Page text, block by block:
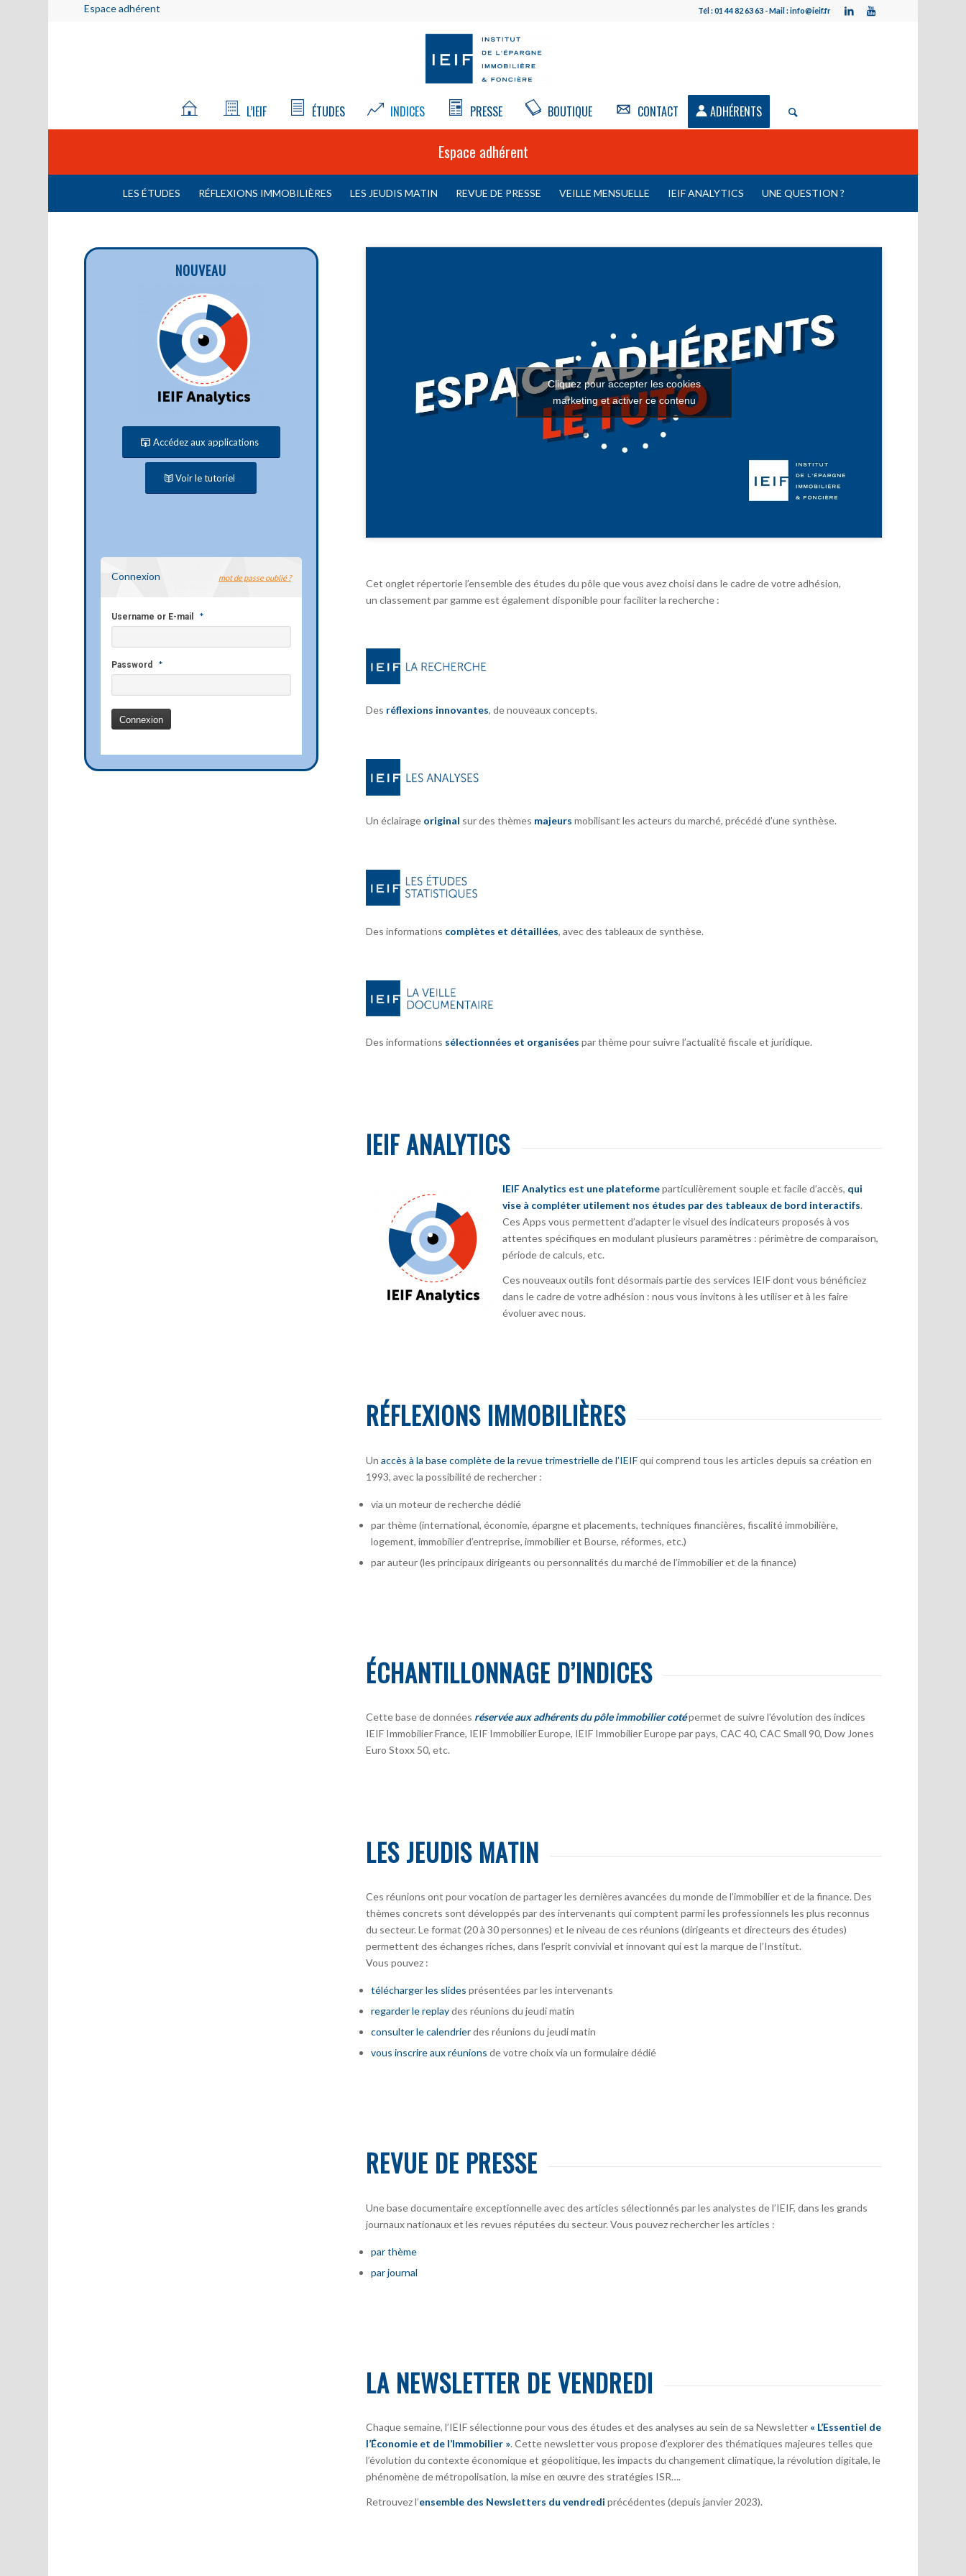
Espace adhérent Tél : 01 44 82 63 63 - Mail : info@ieif.fr
L’IEIF ÉTUDES INDICES PRESSE BOUTIQUE CONTACT ADHÉRENTS
Espace adhérent
LES ÉTUDES RÉFLEXIONS IMMOBILIÈRES LES JEUDIS MATIN REVUE DE PRESSE VEILLE MENSUELLE IEIF ANALYTICS UNE QUESTION ?
NOUVEAU
Accédez aux applications
Voir le tutoriel
Connexion mot de passe oublié ?
Username or E-mail *
Password *
Cliquez pour accepter les cookies
marketing et activer ce contenu
Cet onglet répertorie l’ensemble des études du pôle que vous avez choisi dans le cadre de votre adhésion,
un classement par gamme est également disponible pour faciliter la recherche :
Des réflexions innovantes, de nouveaux concepts.
Un éclairage original sur des thèmes majeurs mobilisant les acteurs du marché, précédé d’une synthèse.
Des informations complètes et détaillées, avec des tableaux de synthèse.
Des informations sélectionnées et organisées par thème pour suivre l’actualité fiscale et juridique.
IEIF ANALYTICS
IEIF Analytics est une plateformeparticulièrement souple et facile d’accès, qui
vise à compléter utilement nos études par des tableaux de bord interactifs.
Ces Apps vous permettent d’adapter le visuel des indicateurs proposés à vos
attentes spécifiques en modulant plusieurs paramètres : périmètre de comparaison,
période de calculs, etc.
Ces nouveaux outils font désormais partie des services IEIF dont vous bénéficiez
dans le cadre de votre adhésion : nous vous invitons à les utiliser et à les faire
évoluer avec nous.
RÉFLEXIONS IMMOBILIÈRES
Unaccès à la base complète de la revue trimestrielle de l’IEIFqui comprend tous les articles depuis sa création en
1993, avec la possibilité de rechercher :
via un moteur de recherche dédié
par thème (international, économie, épargne et placements, techniques financières, fiscalité immobilière,
logement, immobilier d’entreprise, immobilier et Bourse, réformes, etc.)
par auteur(les principaux dirigeants ou personnalités du marché de l’immobilier et de la finance)
ÉCHANTILLONNAGE D’INDICES
Cette base de données réservée aux adhérents du pôle immobilier cotépermet de suivre l’évolution des indices
IEIF Immobilier France, IEIF Immobilier Europe, IEIF Immobilier Europe par pays, CAC 40, CAC Small 90, Dow Jones
Euro Stoxx 50, etc.
LES JEUDIS MATIN
Ces réunions ont pour vocation de partager les dernières avancées du monde de l’immobilier et de la finance. Des
thèmes concrets sont développés par des intervenants qui comptent parmi les professionnels les plus reconnus
du secteur. Le format (20 à 30 personnes) et le niveau de ces réunions (dirigeants et directeurs des études)
permettent des échanges riches, dans l’esprit convivial et innovant qui est la marque de l’Institut.
Vous pouvez :
téléchargerles slides présentées par les intervenants
regarder le replaydes réunions du jeudi matin
consulter le calendrierdes réunions du jeudi matin
vous inscrireaux réunions de votre choix via un formulaire dédié
REVUE DE PRESSE
Une base documentaire exceptionnelle avec des articles sélectionnés par les analystes de l’IEIF, dans les grands
journaux nationaux et les revues réputées du secteur. Vous pouvez rechercher les articles :
par thème
par journal
LA NEWSLETTER DE VENDREDI
Chaque semaine, l’IEIF sélectionne pour vous des études et des analyses au sein de sa Newsletter « L’Essentiel de
l’Économie et de l’Immobilier ». Cette newsletter vous propose d’explorer des thématiques majeures telles que
l’évolution du contexte économique et géopolitique, les impacts du changement climatique, la révolution digitale, le
phénomène de métropolisation, la mise en œuvre des stratégies ISR….
Retrouvez l’ensemble des Newsletters du vendredi précédentes (depuis janvier 2023).